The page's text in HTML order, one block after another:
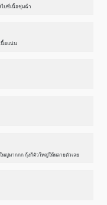
ไปซี่เนื้อชุ่มฉ่ำ
นื้อแน่น
หญ่มากกก กุ้งก็ตัวใหญ่ให้หลายตัวเลย